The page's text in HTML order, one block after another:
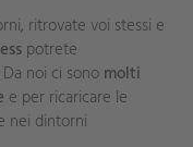
ritrovate voi stessi e
potrete
noi ci sono molti
e per ricaricare le
nei dintorni